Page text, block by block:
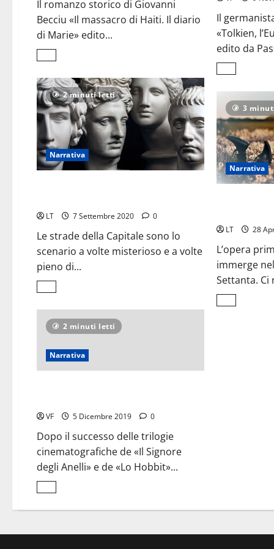
Il romanzo storico di Giovanni
Becciu «Il massacro di Haiti. Il diario
di Marie» edito...
Leggi
più
su
Negli
occhi
di
Marie
il
crepuscolo
<br>della
colonia
francese
di
Il
«Tolkien,
edito da
Leggi
più
su
La
civiltà
e
di
J.R.R.
Tolkien
2 minuti letti
Narrativa
LT 7 Settembre 2020 0
Le strade della Capitale sono lo
scenario a volte misterioso e a volte
pieno di...
Leggi
più
su
Storie
di
<Br>cabotaggio
romano
3
Narrativa
LT 28
L’opera
immerge
Settanta. Ci
Leggi
2 minuti letti
Narrativa
VF 5 Dicembre 2019 0
Dopo il successo delle trilogie
cinematografiche de «Il Signore
degli Anelli» e de «Lo Hobbit»...
Leggi
più
anni